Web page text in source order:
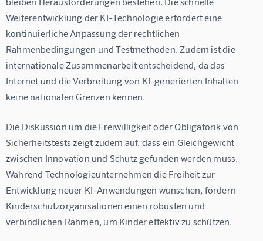
Weiterentwicklung der KI-Technologie erfordert eine
kontinuierliche Anpassung der rechtlichen
Rahmenbedingungen und Testmethoden. Zudem ist die
internationale Zusammenarbeit entscheidend, da das
Internet und die Verbreitung von KI-generierten Inhalten
keine nationalen Grenzen kennen.
Die Diskussion um die Freiwilligkeit oder Obligatorik von
Sicherheitstests zeigt zudem auf, dass ein Gleichgewicht
zwischen Innovation und Schutz gefunden werden muss.
Während Technologieunternehmen die Freiheit zur
Entwicklung neuer KI-Anwendungen wünschen, fordern
Kinderschutzorganisationen einen robusten und
verbindlichen Rahmen, um Kinder effektiv zu schützen.